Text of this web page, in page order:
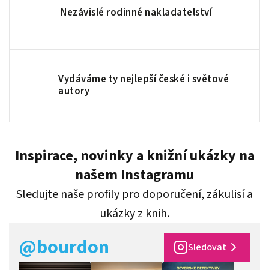
Nezávislé rodinné nakladatelství
Vydáváme ty nejlepší české i světové
autory
Inspirace, novinky a knižní ukázky na
našem Instagramu
Sledujte naše profily pro doporučení, zákulisí a
ukázky z knih.
@bourdon Sledovat